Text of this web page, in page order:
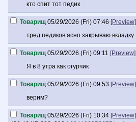
кто спит тот педик
Товарищ 05/29/2026 (Fri) 07:46 [Preview]
тред педиков ясно закрываю вкладку
Товарищ 05/29/2026 (Fri) 09:11 [Preview]
Я в 8 утра как огурчик
Товарищ 05/29/2026 (Fri) 09:53 [Preview]
верим?
Товарищ 05/29/2026 (Fri) 10:34 [Preview]